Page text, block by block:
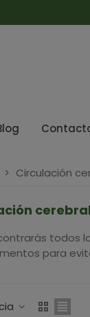
> Circulación
cerebral
todos
para